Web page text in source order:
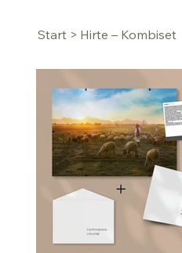
Start > Hirte – Kombiset